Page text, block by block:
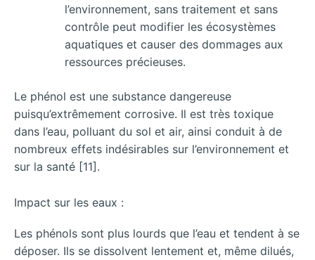
l’environnement, sans traitement et sans
contrôle peut modifier les écosystèmes
aquatiques et causer des dommages aux
ressources précieuses.
Le phénol est une substance dangereuse
puisqu’extrêmement corrosive. Il est très toxique
dans l’eau, polluant du sol et air, ainsi conduit à de
nombreux effets indésirables sur l’environnement et
sur la santé [11].
Impact sur les eaux :
Les phénols sont plus lourds que l’eau et tendent à se
déposer. Ils se dissolvent lentement et, même dilués,